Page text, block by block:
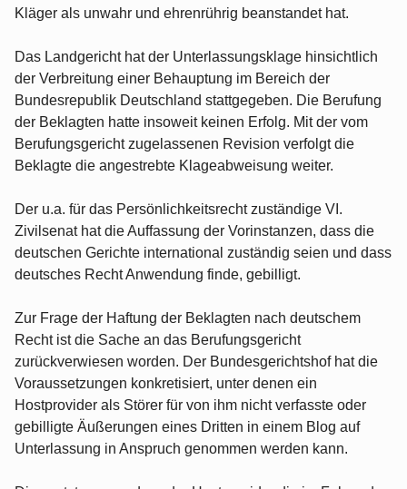
Kläger als unwahr und ehrenrührig beanstandet hat.
Das Landgericht hat der Unterlassungsklage hinsichtlich
der Verbreitung einer Behauptung im Bereich der
Bundesrepublik Deutschland stattgegeben. Die Berufung
der Beklagten hatte insoweit keinen Erfolg. Mit der vom
Berufungsgericht zugelassenen Revision verfolgt die
Beklagte die angestrebte Klageabweisung weiter.
Der u.a. für das Persönlichkeitsrecht zuständige VI.
Zivilsenat hat die Auffassung der Vorinstanzen, dass die
deutschen Gerichte international zuständig seien und dass
deutsches Recht Anwendung finde, gebilligt.
Zur Frage der Haftung der Beklagten nach deutschem
Recht ist die Sache an das Berufungsgericht
zurückverwiesen worden. Der Bundesgerichtshof hat die
Voraussetzungen konkretisiert, unter denen ein
Hostprovider als Störer für von ihm nicht verfasste oder
gebilligte Äußerungen eines Dritten in einem Blog auf
Unterlassung in Anspruch genommen werden kann.